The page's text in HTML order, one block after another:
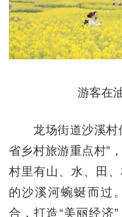
游客在
龙场街道沙溪村
省乡村旅游重点村”
村里有山、水、田
的沙溪河蜿蜒而过
合，打造“美丽经济